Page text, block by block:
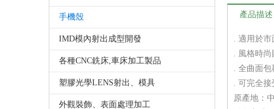
手機殼
IMD模內射出成型開發
各種CNC銑床,車床加工製品
塑膠光學LENS射出、模具
外觀裝飾、表面處理加工
產品描述
. 適用於市
. 風格時尚
. 全曲面包
. 可完全接
原產地：